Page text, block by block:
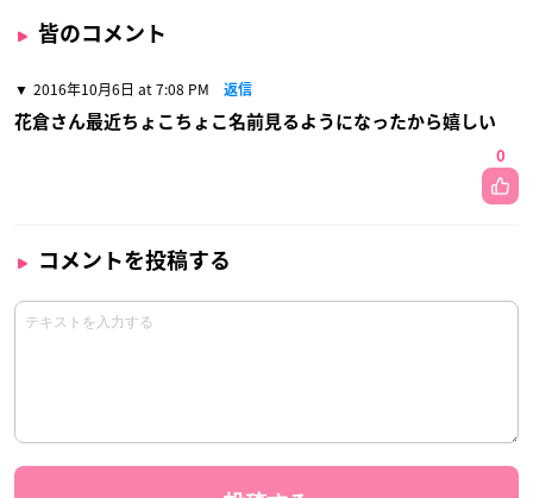
皆のコメント
2016年10月6日 at 7:08 PM 返信
花倉さん最近ちょこちょこ名前見るようになったから嬉しい
0
コメントを投稿する